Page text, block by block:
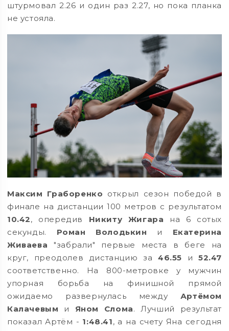
штурмовал 2.26 и один раз 2.27, но пока планка
не устояла.
Максим Граборенко открыл сезон победой в
финале на дистанции 100 метров с результатом
10.42, опередив Никиту Жигара на 6 сотых
секунды. Роман Володькин и Екатерина
Живаева "забрали" первые места в беге на
круг, преодолев дистанцию за 46.55 и 52.47
соответственно. На 800-метровке у мужчин
упорная борьба на финишной прямой
ожидаемо развернулась между Артёмом
Калачевым и Яном Слома. Лучший результат
показал Артём - 1:48.41, а на счету Яна сегодня